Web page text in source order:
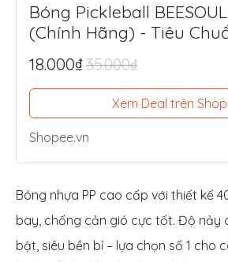
Bóng Pickleball
(Chính Hãng) - Tiêu
Chuyên Thi Đấu & Tập
Trời
18.000₫35.000₫
Xem Deal trên
Shopee.vn
Bóng nhựa PP cao cấp với thiết kế
bay, chống cản gió cực tốt. Độ nảy
bật, siêu bền bỉ – lựa chọn số 1 cho